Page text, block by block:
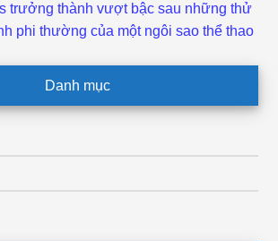
trưởng thành vượt bậc sau những thử
phi thường của một ngôi sao thể thao
Danh mục